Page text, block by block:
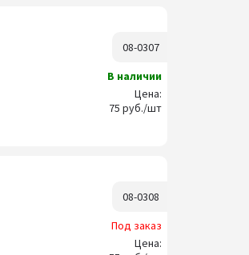
Цена:
75 руб./шт
В наличии
08-0307
Цена:
Под заказ
08-0308